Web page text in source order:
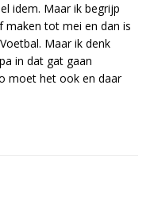
idem. Maar ik begrijp
maken tot mei en dan is
Maar ik denk
in dat gat gaan
moet het ook en daar